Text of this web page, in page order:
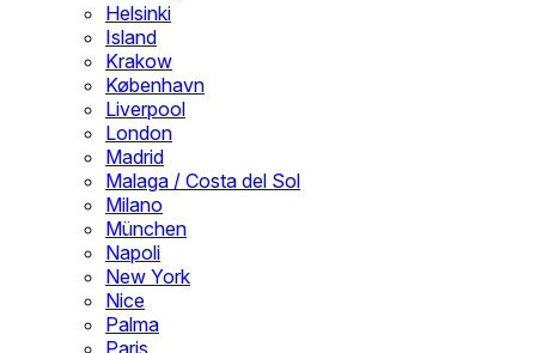
Helsinki
Island
Krakow
København
Liverpool
London
Madrid
Malaga / Costa del Sol
Milano
München
Napoli
New York
Nice
Palma
Paris